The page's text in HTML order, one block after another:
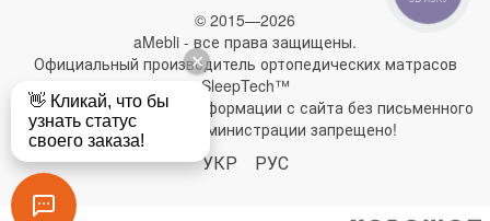
© 2015—2026
aMebli - все права защищены.
Официальный производитель ортопедических матрасов
SleepTech™
Любое использование информации с сайта без письменного
разрешения администрации запрещено!
УКР РУС